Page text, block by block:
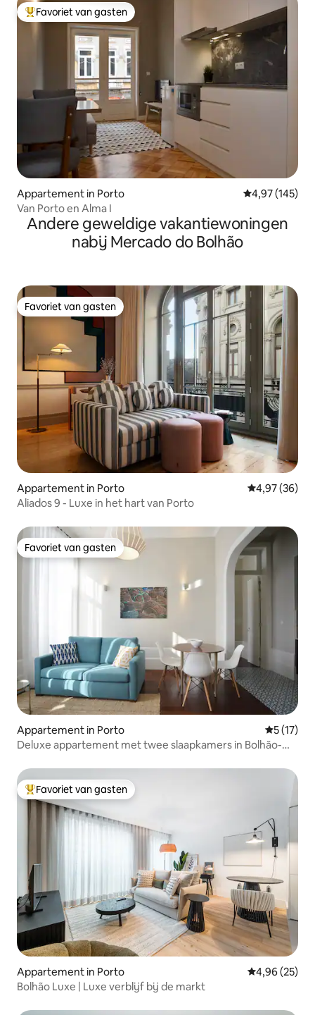
Topfavoriet van gasten
Favoriet van gasten
Appartement in Porto Gemiddelde
4,97 (145)
Van Porto en Alma I
Andere geweldige vakantiewoningen
nabij Mercado do Bolhão
Favoriet van gasten
Favoriet van gasten
Appartement in Porto Gemiddelde
4,97 (36)
Aliados 9 - Luxe in het hart van Porto
Favoriet van gasten
Favoriet van gasten
Appartement in Porto
5 (17)
Deluxe appartement met twee slaapkamers in Bolhão-
Topfavoriet van gasten
Favoriet van gasten
Appartement in Porto Gemiddelde
4,96 (25)
Bolhão Luxe | Luxe verblijf bij de markt